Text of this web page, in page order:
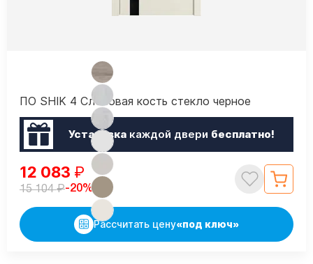
ПО SHIK 4 Слоновая кость стекло черное
Установкакаждой двери бесплатно!
12 083 ₽
15 104₽-20%
Рассчитать цену«под ключ»